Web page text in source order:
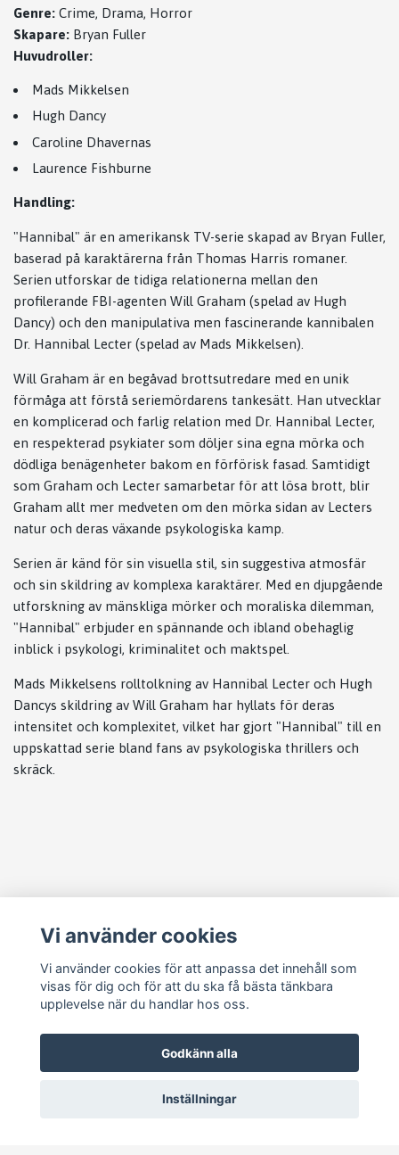
Genre: Crime, Drama, Horror
Skapare: Bryan Fuller
Huvudroller:
Mads Mikkelsen
Hugh Dancy
Caroline Dhavernas
Laurence Fishburne
Handling:
"Hannibal" är en amerikansk TV-serie skapad av Bryan Fuller,
baserad på karaktärerna från Thomas Harris romaner.
Serien utforskar de tidiga relationerna mellan den
profilerande FBI-agenten Will Graham (spelad av Hugh
Dancy) och den manipulativa men fascinerande kannibalen
Dr. Hannibal Lecter (spelad av Mads Mikkelsen).
Will Graham är en begåvad brottsutredare med en unik
förmåga att förstå seriemördarens tankesätt. Han utvecklar
en komplicerad och farlig relation med Dr. Hannibal Lecter,
en respekterad psykiater som döljer sina egna mörka och
dödliga benägenheter bakom en förförisk fasad. Samtidigt
som Graham och Lecter samarbetar för att lösa brott, blir
Graham allt mer medveten om den mörka sidan av Lecters
natur och deras växande psykologiska kamp.
Serien är känd för sin visuella stil, sin suggestiva atmosfär
och sin skildring av komplexa karaktärer. Med en djupgående
utforskning av mänskliga mörker och moraliska dilemman,
"Hannibal" erbjuder en spännande och ibland obehaglig
inblick i psykologi, kriminalitet och maktspel.
Mads Mikkelsens rolltolkning av Hannibal Lecter och Hugh
Dancys skildring av Will Graham har hyllats för deras
intensitet och komplexitet, vilket har gjort "Hannibal" till en
uppskattad serie bland fans av psykologiska thrillers och
skräck.
Läs mer
Köpvillkor
Kontakt
Cookie Concent
Vi använder cookies
Vi använder cookies för att anpassa det innehåll som
visas för dig och för att du ska få bästa tänkbara
upplevelse när du handlar hos oss.
Godkänn alla
Inställningar